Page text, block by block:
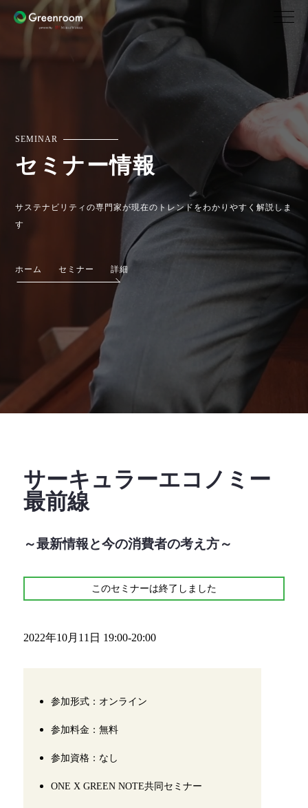
SEMINAR
セミナー情報
サステナビリティの専門家が現在のトレンドをわかりやすく解説しま
す
ホーム セミナー 詳細
サーキュラーエコノミー
最前線
～最新情報と今の消費者の考え方～
このセミナーは終了しました
2022年10月11日 19:00-20:00
参加形式：オンライン
参加料金：無料
参加資格：なし
ONE X GREEN NOTE共同セミナー